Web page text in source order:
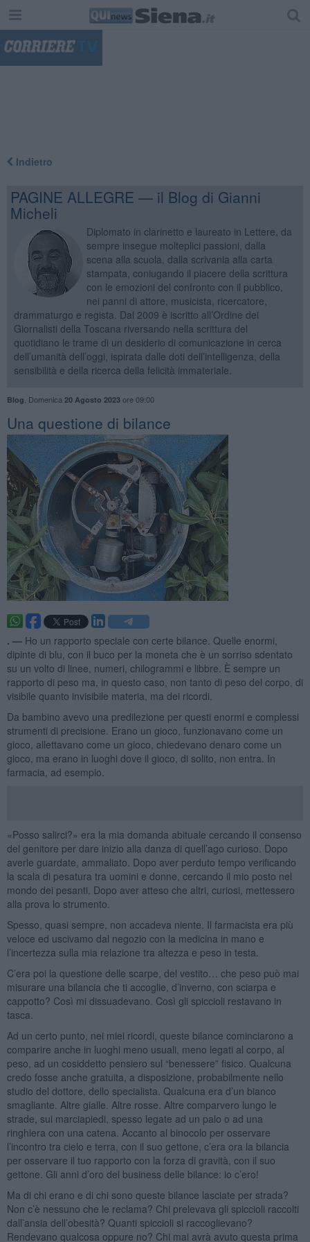
Indietro
PAGINE ALLEGRE — il Blog di Gianni
Micheli
Diplomato in clarinetto e laureato in Lettere, da
sempre insegue molteplici passioni, dalla
scena alla scuola, dalla scrivania alla carta
stampata, coniugando il piacere della scrittura
con le emozioni del confronto con il pubblico,
nei panni di attore, musicista, ricercatore,
drammaturgo e regista. Dal 2009 è iscritto all’Ordine dei
Giornalisti della Toscana riversando nella scrittura del
quotidiano le trame di un desiderio di comunicazione in cerca
dell’umanità dell’oggi, ispirata dalle doti dell’intelligenza, della
sensibilità e della ricerca della felicità immateriale.
Blog Domenica 20 Agosto 2023ore 09:00
​Una questione di bilance
. — Ho un rapporto speciale con certe bilance. Quelle enormi,
dipinte di blu, con il buco per la moneta che è un sorriso sdentato
su un volto di linee, numeri, chilogrammi e libbre. È sempre un
rapporto di peso ma, in questo caso, non tanto di peso del corpo, di
visibile quanto invisibile materia, ma dei ricordi.
Da bambino avevo una predilezione per questi enormi e complessi
strumenti di precisione. Erano un gioco, funzionavano come un
gioco, allettavano come un gioco, chiedevano denaro come un
gioco, ma erano in luoghi dove il gioco, di solito, non entra. In
farmacia, ad esempio.
«Posso salirci?» era la mia domanda abituale cercando il consenso
del genitore per dare inizio alla danza di quell’ago curioso. Dopo
averle guardate, ammaliato. Dopo aver perduto tempo verificando
la scala di pesatura tra uomini e donne, cercando il mio posto nel
mondo dei pesanti. Dopo aver atteso che altri, curiosi, mettessero
alla prova lo strumento.
Spesso, quasi sempre, non accadeva niente. Il farmacista era più
veloce ed uscivamo dal negozio con la medicina in mano e
l’incertezza sulla mia relazione tra altezza e peso in testa.
C’era poi la questione delle scarpe, del vestito… che peso può mai
misurare una bilancia che ti accoglie, d’inverno, con sciarpa e
cappotto? Così mi dissuadevano. Così gli spiccioli restavano in
tasca.
Ad un certo punto, nei miei ricordi, queste bilance cominciarono a
comparire anche in luoghi meno usuali, meno legati al corpo, al
peso, ad un cosiddetto pensiero sul “benessere” fisico. Qualcuna
credo fosse anche gratuita, a disposizione, probabilmente nello
studio del dottore, dello specialista. Qualcuna era d’un bianco
smagliante. Altre gialle. Altre rosse. Altre comparvero lungo le
strade, sui marciapiedi, spesso legate ad un palo o ad una
ringhiera con una catena. Accanto al binocolo per osservare
l’incontro tra cielo e terra, con il suo gettone, c’era ora la bilancia
per osservare il tuo rapporto con la forza di gravità, con il suo
gettone. Gli anni d’oro del business delle bilance: io c’ero!
Ma di chi erano e di chi sono queste bilance lasciate per strada?
Non c’è nessuno che le reclama? Chi prelevava gli spiccioli raccolti
dall’ansia dell’obesità? Quanti spiccioli si raccoglievano?
Rendevano qualcosa oppure no? Chi mai avrà avuto questa prima